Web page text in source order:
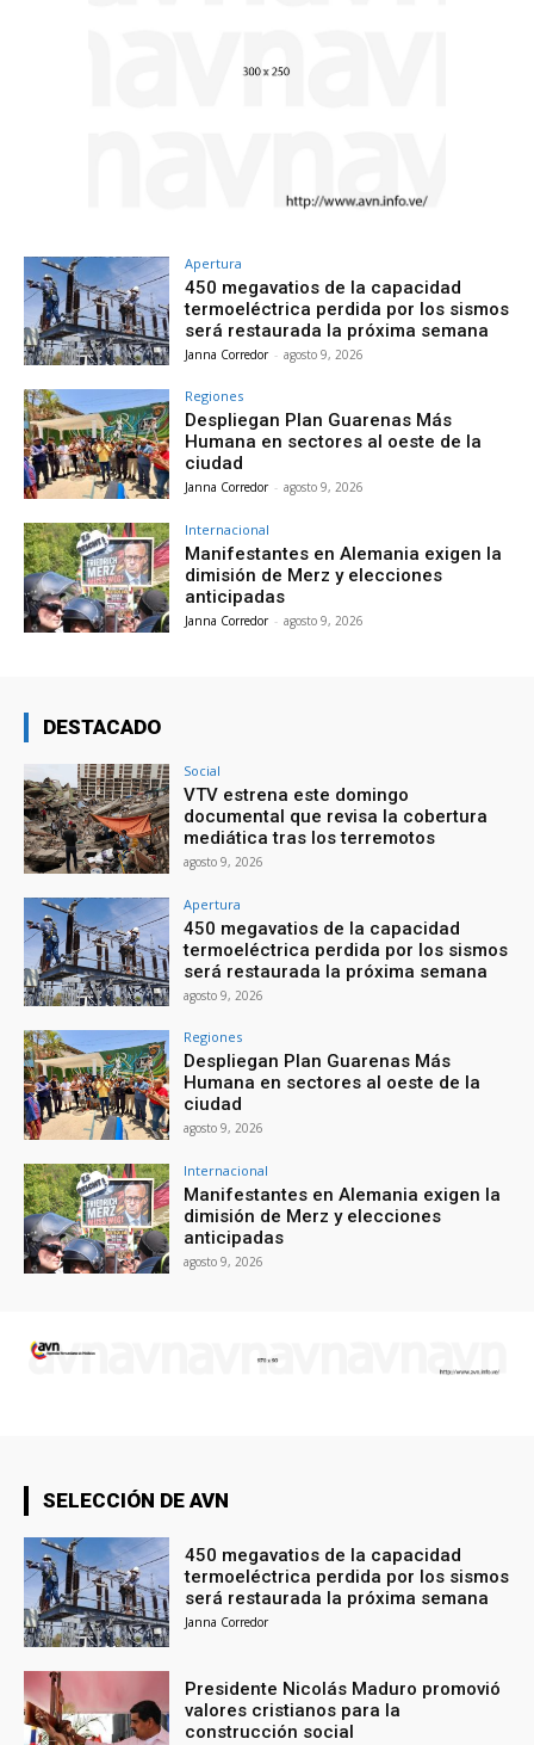
Apertura
450 megavatios de la capacidad
termoeléctrica perdida por los sismos
será restaurada la próxima semana
Janna Corredor - agosto 9, 2026
Regiones
Despliegan Plan Guarenas Más
Humana en sectores al oeste de la
ciudad
Janna Corredor - agosto 9, 2026
Internacional
Manifestantes en Alemania exigen la
dimisión de Merz y elecciones
anticipadas
Janna Corredor - agosto 9, 2026
DESTACADO
Social
VTV estrena este domingo
documental que revisa la cobertura
mediática tras los terremotos
agosto 9, 2026
Apertura
450 megavatios de la capacidad
termoeléctrica perdida por los sismos
será restaurada la próxima semana
agosto 9, 2026
Regiones
Despliegan Plan Guarenas Más
Humana en sectores al oeste de la
ciudad
agosto 9, 2026
Internacional
Manifestantes en Alemania exigen la
dimisión de Merz y elecciones
anticipadas
agosto 9, 2026
SELECCIÓN DE AVN
450 megavatios de la capacidad
termoeléctrica perdida por los sismos
será restaurada la próxima semana
Janna Corredor
Presidente Nicolás Maduro promovió
valores cristianos para la
construcción social